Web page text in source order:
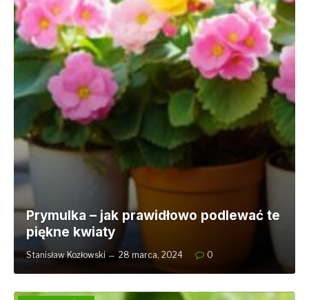
Prymulka – jak prawidłowo podlewać te
piękne kwiaty
Stanisław Kozłowski 28 marca, 2024 0